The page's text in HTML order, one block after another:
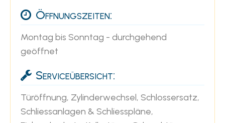
Öffnungszeiten:
Montag bis Sonntag - durchgehend
geöffnet
Serviceübersicht:
Türöffnung, Zylinderwechsel, Schlossersatz,
Schliessanlagen & Schliesspläne,